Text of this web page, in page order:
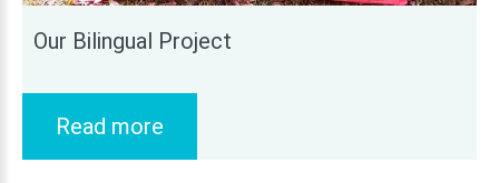
Our Bilingual Project
Read more